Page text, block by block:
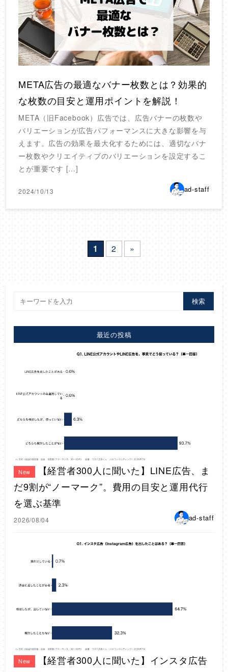
META広告の最適なバナー枚数とは？効果的
な枚数の目安と運用ポイントを解説！
META（旧Facebook）広告では、広告バナーの枚数や
バリエーションが広告パフォーマンスに大きな影響を与
えます。広告の効果を最大化するためには、適切なバナ
ー枚数やクリエイティブのバリエーションを設定するこ
とが重要です […]
2024/10/13 ad-staff
1 2 »
検索
最近の投稿
New
【経営者300人に聞いた】LINE広告、ま
だ9割が“ノーマーク”。費用の目安と運用代行
を選ぶ基準
2026/08/04 ad-staff
New
【経営者300人に聞いた】インスタ広告